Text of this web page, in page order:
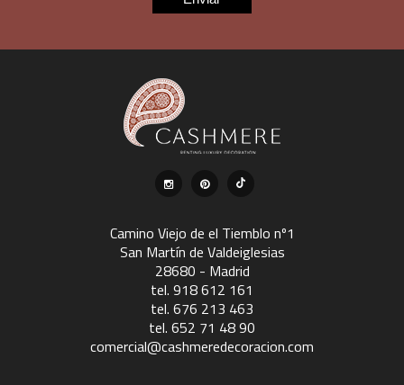
Camino Viejo de el Tiemblo nº1
San Martín de Valdeiglesias
28680 - Madrid
tel. 918 612 161
tel. 676 213 463
tel. 652 71 48 90
comercial@cashmeredecoracion.com